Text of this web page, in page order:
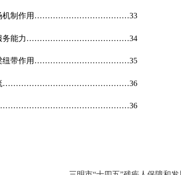
市场机制作用………………………………33
人服务能力…………………………………34
桥梁纽带作用………………………………35
作交流…………………………………………36
36